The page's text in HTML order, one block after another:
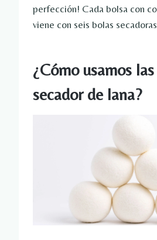
perfección! Cada bolsa con
viene con seis bolas
¿Cómo usamos
secador de lana?